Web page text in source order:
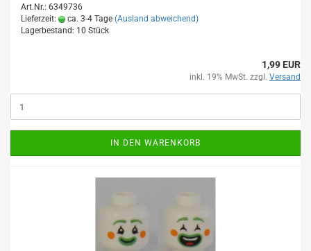
Art.Nr.: 6349736
Lieferzeit:
ca. 3-4 Tage (Ausland abweichend)
Lagerbestand: 10 Stück
1,99 EUR
inkl. 19% MwSt. zzgl. Versand
IN DEN WARENKORB